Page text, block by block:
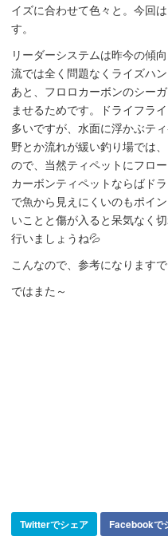
イズに合わせて色々と。今回
す。
リーダーシステムは昨今の傾
流では全く問題なくライズハ
あと、フロロカーボンのシー
ませるためです。ドライフラ
多いですが、水面に浮かぶテ
野とか流れが緩い釣り場では
ので、当然ティペットにフロ
カーボンティペットならばド
で魚から見えにくいのもポイ
いことと傷が入ると呆気なく
行いましょうね💦
こんなので、参考になります
ではまた～
Twitterでシェア Facebookで